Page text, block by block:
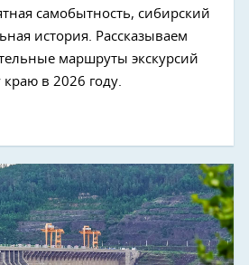
самобытность, сибирский
история. Рассказываем
маршруты экскурсий
краю в 2026 году.